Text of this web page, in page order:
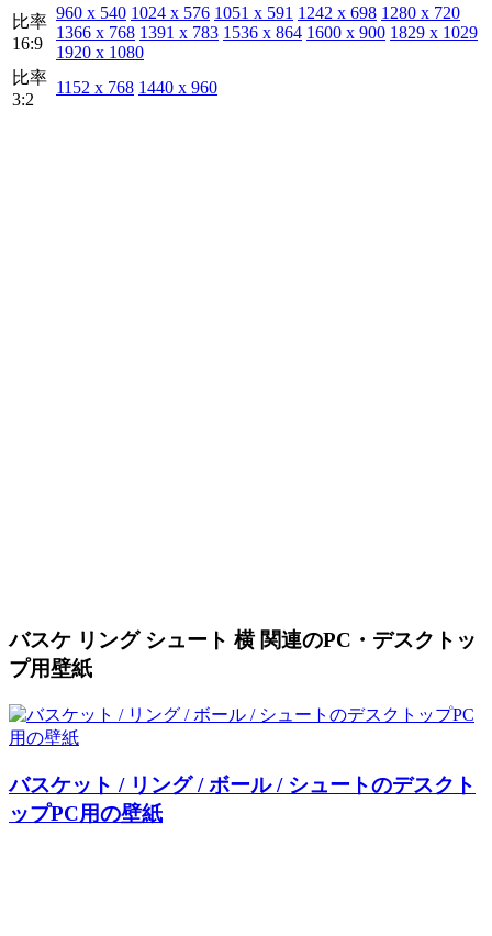
比率
16:9
960 x 540 1024 x 576 1051 x 591 1242 x 698 1280 x 720
1366 x 768 1391 x 783 1536 x 864 1600 x 900 1829 x 1029
1920 x 1080
比率
3:2
1152 x 768 1440 x 960
バスケ リング シュート 横 関連のPC・デスクトッ
プ用壁紙
バスケット / リング / ボール / シュートのデスクト
ップPC用の壁紙